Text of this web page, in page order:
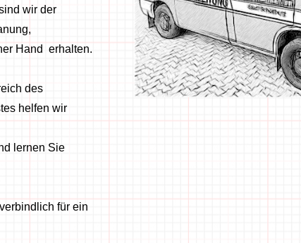
wir der
Hand erhalten.
des
helfen wir
lernen Sie
für ein